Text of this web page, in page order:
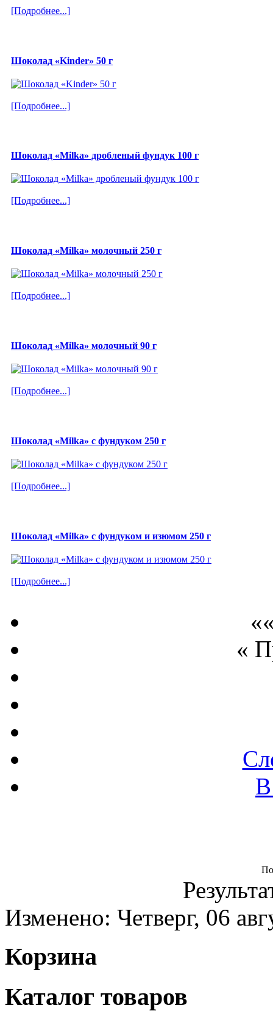
[Подробнее...]
Шоколад «Kinder» 50 г
[Подробнее...]
Шоколад «Milka» дробленый фундук 100 г
[Подробнее...]
Шоколад «Milka» молочный 250 г
[Подробнее...]
Шоколад «Milka» молочный 90 г
[Подробнее...]
Шоколад «Milka» с фундуком 250 г
[Подробнее...]
Шоколад «Milka» с фундуком и изюмом 250 г
[Подробнее...]
«
Изменено: Четверг, 06
Корзина
Каталог товаров